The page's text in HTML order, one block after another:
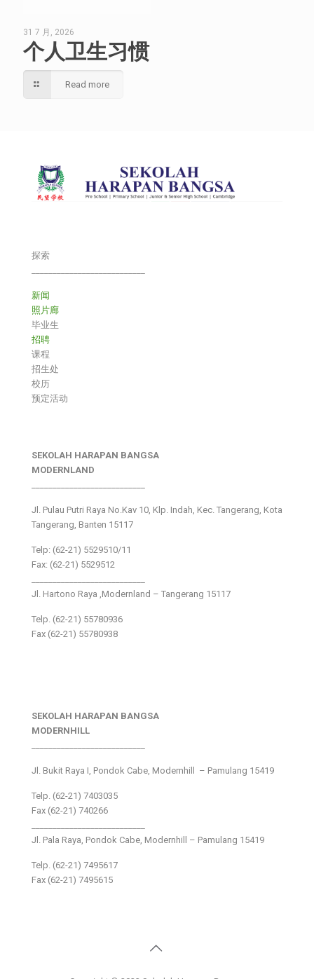
31 7 月, 2026
个人卫生习惯
Read more
探索
新闻
照片廊
毕业生
招聘
课程
招生处
校历
预定活动
SEKOLAH HARAPAN BANGSA
MODERNLAND
Jl. Pulau Putri Raya No.Kav 10, Klp. Indah, Kec. Tangerang, Kota
Tangerang, Banten 15117
Telp: (62-21) 5529510/11
Fax: (62-21) 5529512
Jl. Hartono Raya ,Modernland – Tangerang 15117
Telp. (62-21) 55780936
Fax (62-21) 55780938
SEKOLAH HARAPAN BANGSA
MODERNHILL
Jl. Bukit Raya I, Pondok Cabe, Modernhill – Pamulang 15419
Telp. (62-21) 7403035
Fax (62-21) 740266
Jl. Pala Raya, Pondok Cabe, Modernhill – Pamulang 15419
Telp. (62-21) 7495617
Fax (62-21) 7495615